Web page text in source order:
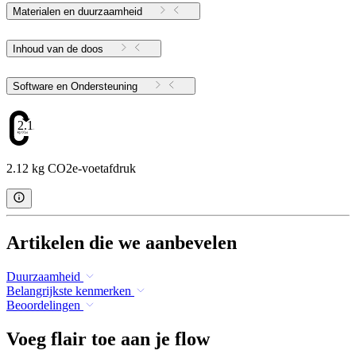
Materialen en duurzaamheid
Inhoud van de doos
Software en Ondersteuning
2.12
2.12 kg CO2e-voetafdruk
Artikelen die we aanbevelen
Duurzaamheid
Belangrijkste kenmerken
Beoordelingen
Voeg flair toe aan je flow